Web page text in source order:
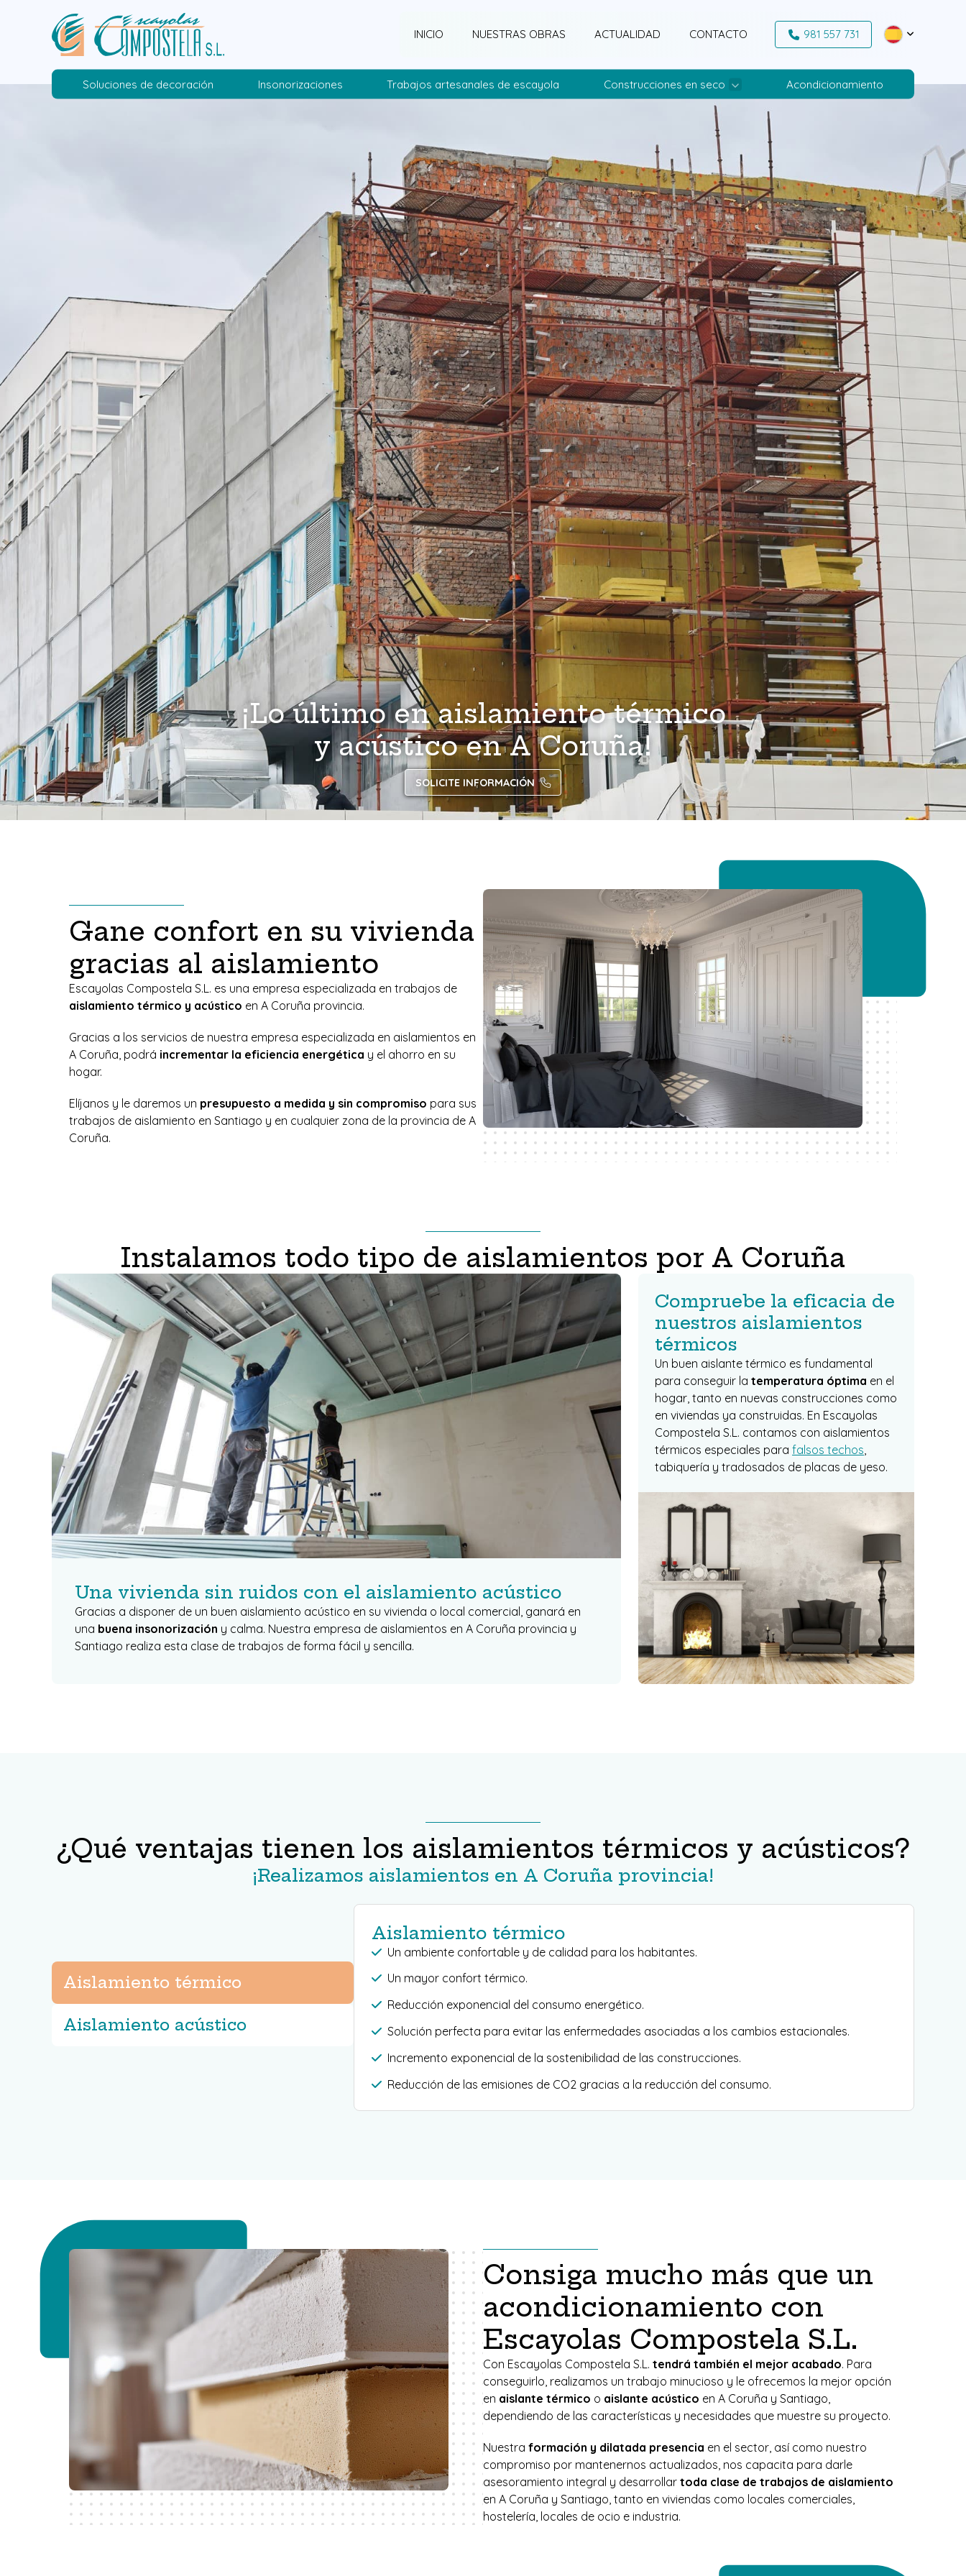
INICIO NUESTRAS OBRAS ACTUALIDAD CONTACTO 981 557 731
Soluciones de decoración Insonorizaciones Trabajos artesanales de escayola Construcciones en seco Acondicionamiento
¡Lo último en aislamiento térmico
y acústico en A Coruña!
SOLICITE INFORMACIÓN
Gane confort en su vivienda
gracias al aislamiento
Escayolas Compostela S.L. es una empresa especializada en trabajos de
aislamiento térmico y acústico en A Coruña provincia.
Gracias a los servicios de nuestra empresa especializada en aislamientos en
A Coruña, podrá incrementar la eficiencia energética y el ahorro en su
hogar.
Elíjanos y le daremos un presupuesto a medida y sin compromiso para sus
trabajos de aislamiento en Santiago y en cualquier zona de la provincia de A
Coruña.
Instalamos todo tipo de aislamientos por A Coruña
Una vivienda sin ruidos con el aislamiento acústico
Gracias a disponer de un buen aislamiento acústico en su vivienda o local comercial, ganará en
una buena insonorización y calma. Nuestra empresa de aislamientos en A Coruña provincia y
Santiago realiza esta clase de trabajos de forma fácil y sencilla.
Compruebe la eficacia de
nuestros aislamientos
térmicos
Un buen aislante térmico es fundamental
para conseguir latemperatura óptima en el
hogar, tanto en nuevas construcciones como
en viviendas ya construidas. En Escayolas
Compostela S.L. contamos con aislamientos
térmicos especiales parafalsos techos
tabiquería y tradosados de placas de yeso.
¿Qué ventajas tienen los aislamientos térmicos y acústicos?
¡Realizamos aislamientos en A Coruña provincia!
Aislamiento térmico
Aislamiento acústico
Aislamiento térmico
Un ambiente confortable y de calidad para los habitantes.
Un mayor confort térmico.
Reducción exponencial del consumo energético.
Solución perfecta para evitar las enfermedades asociadas a los cambios estacionales.
Incremento exponencial de la sostenibilidad de las construcciones.
Reducción de las emisiones de CO2 gracias a la reducción del consumo.
Consiga mucho más que un
acondicionamiento con
Escayolas Compostela S.L.
Con Escayolas Compostela S.L. tendrá también el mejor acabado. Para
conseguirlo, realizamos un trabajo minucioso y le ofrecemos la mejor opción
en aislante térmico o aislante acústico en A Coruña y Santiago,
dependiendo de las características y necesidades que muestre su proyecto.
Nuestra formación y dilatada presencia en el sector, así como nuestro
compromiso por mantenernos actualizados, nos capacita para darle
asesoramiento integral y desarrollar toda clase de trabajos de aislamiento
en A Coruña y Santiago, tanto en viviendas como locales comerciales,
hostelería, locales de ocio e industria.